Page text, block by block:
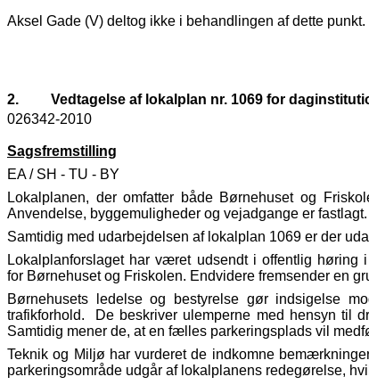
Aksel Gade (V) deltog ikke i behandlingen af dette punkt.
2.
Vedtagelse af lokalplan nr. 1069 for
026342-2010
Sagsfremstilling
EA / SH - TU - BY
Lokalplanen, der omfatter både Børnehuset og
Anvendelse, byggemuligheder og vejadgange er
Samtidig med udarbejdelsen af lokalplan 1069 er der
Lokalplanforslaget har været udsendt i offentlig
for Børnehuset og Friskolen. Endvidere fremsender en
Børnehusets ledelse og bestyrelse gør indsigelse
trafikforhold. De beskriver ulemperne med hensyn til
Samtidig mener de, at en fælles parkeringsplads vil
Teknik og Miljø har vurderet de indkomne
parkeringsområde udgår af lokalplanens redegørelse,